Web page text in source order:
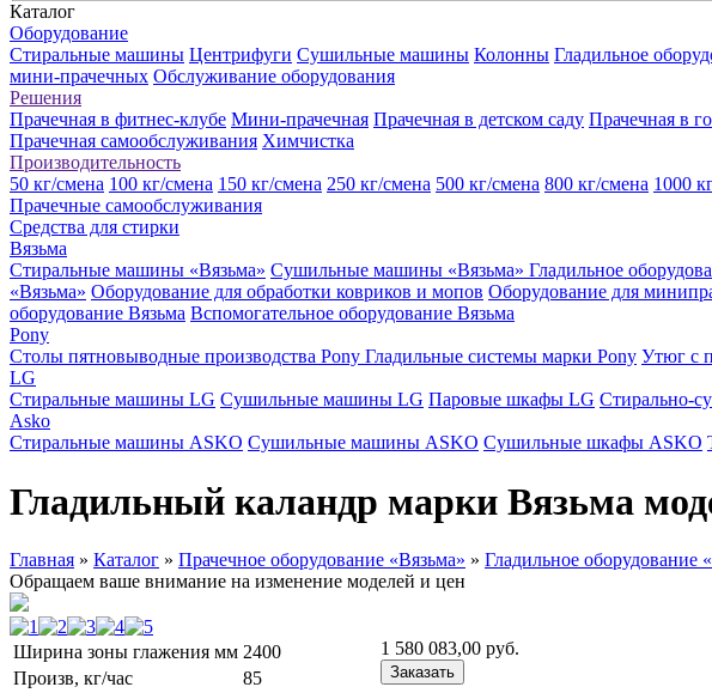
Каталог
Оборудование
Стиральные машины Центрифуги Сушильные машины Колонны Гладильное
мини-прачечных Обслуживание оборудования
Решения
Прачечная в фитнес-клубе Мини-прачечная Прачечная в детском саду Прачечная в
Прачечная самообслуживания Химчистка
Производительность
50 кг/смена 100 кг/смена 150 кг/смена 250 кг/смена 500 кг/смена 800 кг/смена 1000
Прачечные самообслуживания
Средства для стирки
Вязьма
Стиральные машины «Вязьма» Сушильные машины «Вязьма» Гладильное
«Вязьма» Оборудование для обработки ковриков и мопов Оборудование для
оборудование Вязьма Вспомогательное оборудование Вязьма
Pony
Столы пятновыводные производства Pony Гладильные системы марки Pony Утюг с
LG
Стиральные машины LG Сушильные машины LG Паровые шкафы LG Стирально-
Asko
Стиральные машины ASKO Сушильные машины ASKO Сушильные шкафы ASKO
Гладильный каландр марки Вязьма
Главная » Каталог » Прачечное оборудование «Вязьма» » Гладильное оборудование
Обращаем ваше внимание на изменение моделей и цен
Ширина зоны глажения мм 2400
Произв, кг/час
85
1 580 083,00 руб.
Заказать